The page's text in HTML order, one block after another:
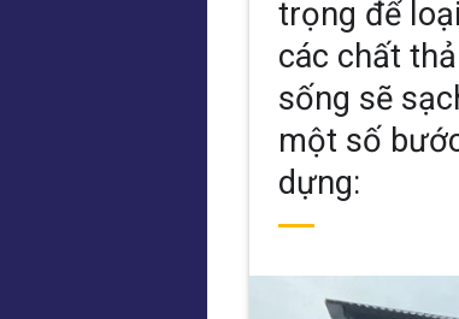
trọng để
các chất
sống sẽ
một số
dựng: